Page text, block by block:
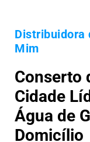
Distribuidora
Mim
Conserto
Cidade
Água de
Domicílio